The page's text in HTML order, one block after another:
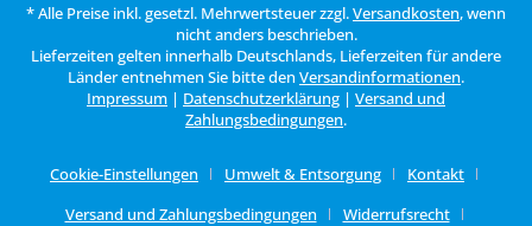
* Alle Preise inkl. gesetzl. Mehrwertsteuer zzgl.Versandkosten, wenn
nicht anders beschrieben.
Lieferzeiten gelten innerhalb Deutschlands, Lieferzeiten für andere
Länder entnehmen Sie bitte den Versandinformationen.
Impressum | Datenschutzerklärung | Versand und
Zahlungsbedingungen.
Cookie-Einstellungen Umwelt & Entsorgung
Kontakt
Versand und Zahlungsbedingungen
Widerrufsrecht